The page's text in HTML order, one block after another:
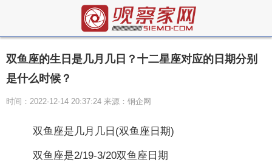
双鱼座的生日是几月几日？十二星座对应的日期分别
是什么时候？
时间：2022-12-14 20:37:24 来源：钢企网
双鱼座是几月几日(双鱼座日期)
双鱼座是2/19-3/20双鱼座日期